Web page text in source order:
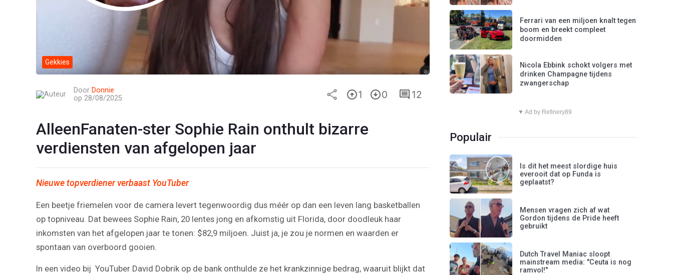
Gekkies
Door Donnie
op 28/08/2025
1 0 12
AlleenFanaten-ster Sophie Rain onthult bizarre
verdiensten van afgelopen jaar
Nieuwe topverdiener verbaast YouTuber
Een beetje friemelen voor de camera levert tegenwoordig dus méér op dan een leven lang basketballen
op topniveau. Dat bewees Sophie Rain, 20 lentes jong en afkomstig uit Florida, door doodleuk haar
inkomsten van het afgelopen jaar te tonen: $82,9 miljoen. Juist ja, je zou je normen en waarden er
spontaan van overboord gooien.
In een video bij YouTuber David Dobrik op de bank onthulde ze het krankzinnige bedrag, waaruit blijkt dat
Ferrari van een miljoen knalt tegen
boom en breekt compleet
doormidden
Nicola Ebbink schokt volgers met
drinken Champagne tijdens
zwangerschap
▼ Ad by Refinery89
Populair
Is dit het meest slordige huis
everooit dat op Funda is
geplaatst?
Mensen vragen zich af wat
Gordon tijdens de Pride heeft
gebruikt
Dutch Travel Maniac sloopt
mainstream media: "Ceuta is nog
ramvol!"